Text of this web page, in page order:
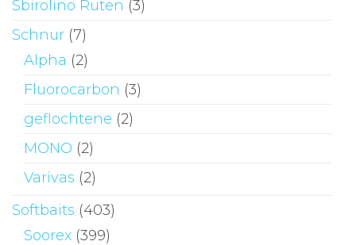
Sbirolino Ruten (3)
Schnur (7)
Alpha (2)
Fluorocarbon (3)
geflochtene (2)
MONO (2)
Varivas (2)
Softbaits (403)
Soorex (399)